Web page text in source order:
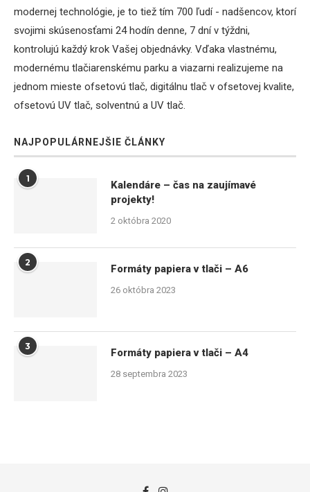
modernej technológie, je to tiež tím 700 ľudí - nadšencov, ktorí
svojimi skúsenosťami 24 hodín denne, 7 dní v týždni,
kontrolujú každý krok Vašej objednávky. Vďaka vlastnému,
modernému tlačiarenskému parku a viazarni realizujeme na
jednom mieste ofsetovú tlač, digitálnu tlač v ofsetovej kvalite,
ofsetovú UV tlač, solventnú a UV tlač.
NAJPOPULÁRNEJŠIE ČLÁNKY
1
Kalendáre – čas na zaujímavé
projekty!
2 októbra 2020
2
Formáty papiera v tlači – A6
26 októbra 2023
3
Formáty papiera v tlači – A4
28 septembra 2023